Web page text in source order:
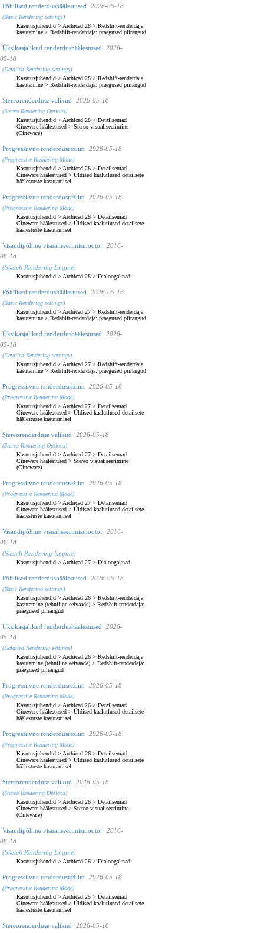
Põhilised renderdushäälestused 2026-05-18
(Basic Rendering settings)
Kasutusjuhendid > Archicad 28 > Redshift-renderdaja
kasutamine > Redshift-renderdaja: praegused piirangud
Üksikasjalikud renderdushäälestused
2026-
05-18
(Detailed Rendering settings)
Kasutusjuhendid > Archicad 28 > Redshift-renderdaja
kasutamine > Redshift-renderdaja: praegused piirangud
Stereorenderduse valikud 2026-05-18
(Stereo Rendering Options)
Kasutusjuhendid > Archicad 28 > Detailsemad
Cineware häälestused > Stereo visualiseerimine
(Cineware)
Progressiivne renderdusrežiim 2026-05-18
(Progressive Rendering Mode)
Kasutusjuhendid > Archicad 28 > Detailsemad
Cineware häälestused > Üldised kaalutlused detailsete
häälestuste kasutamisel
Progressiivne renderdusrežiim 2026-05-18
(Progressive Rendering Mode)
Kasutusjuhendid > Archicad 28 > Detailsemad
Cineware häälestused > Üldised kaalutlused detailsete
häälestuste kasutamisel
Visandipõhine visualiseerimismootor
2016-
08-18
(Sketch Rendering Engine)
Kasutusjuhendid > Archicad 28 > Dialoogaknad
Põhilised renderdushäälestused 2026-05-18
(Basic Rendering settings)
Kasutusjuhendid > Archicad 27 > Redshift-renderdaja
kasutamine > Redshift-renderdaja: praegused piirangud
Üksikasjalikud renderdushäälestused
2026-
05-18
(Detailed Rendering settings)
Kasutusjuhendid > Archicad 27 > Redshift-renderdaja
kasutamine > Redshift-renderdaja: praegused piirangud
Progressiivne renderdusrežiim 2026-05-18
(Progressive Rendering Mode)
Kasutusjuhendid > Archicad 27 > Detailsemad
Cineware häälestused > Üldised kaalutlused detailsete
häälestuste kasutamisel
Stereorenderduse valikud 2026-05-18
(Stereo Rendering Options)
Kasutusjuhendid > Archicad 27 > Detailsemad
Cineware häälestused > Stereo visualiseerimine
(Cineware)
Progressiivne renderdusrežiim 2026-05-18
(Progressive Rendering Mode)
Kasutusjuhendid > Archicad 27 > Detailsemad
Cineware häälestused > Üldised kaalutlused detailsete
häälestuste kasutamisel
Visandipõhine visualiseerimismootor
2016-
08-18
(Sketch Rendering Engine)
Kasutusjuhendid > Archicad 27 > Dialoogaknad
Põhilised renderdushäälestused 2026-05-18
(Basic Rendering settings)
Kasutusjuhendid > Archicad 26 > Redshift-renderdaja
kasutamine (tehniline eelvaade) > Redshift-renderdaja:
praegused piirangud
Üksikasjalikud renderdushäälestused
2026-
05-18
(Detailed Rendering settings)
Kasutusjuhendid > Archicad 26 > Redshift-renderdaja
kasutamine (tehniline eelvaade) > Redshift-renderdaja:
praegused piirangud
Progressiivne renderdusrežiim 2026-05-18
(Progressive Rendering Mode)
Kasutusjuhendid > Archicad 26 > Detailsemad
Cineware häälestused > Üldised kaalutlused detailsete
häälestuste kasutamisel
Progressiivne renderdusrežiim 2026-05-18
(Progressive Rendering Mode)
Kasutusjuhendid > Archicad 26 > Detailsemad
Cineware häälestused > Üldised kaalutlused detailsete
häälestuste kasutamisel
Stereorenderduse valikud 2026-05-18
(Stereo Rendering Options)
Kasutusjuhendid > Archicad 26 > Detailsemad
Cineware häälestused > Stereo visualiseerimine
(Cineware)
Visandipõhine visualiseerimismootor
2016-
08-18
(Sketch Rendering Engine)
Kasutusjuhendid > Archicad 26 > Dialoogaknad
Progressiivne renderdusrežiim 2026-05-18
(Progressive Rendering Mode)
Kasutusjuhendid > Archicad 25 > Detailsemad
Cineware häälestused > Üldised kaalutlused detailsete
häälestuste kasutamisel
Stereorenderduse valikud 2026-05-18